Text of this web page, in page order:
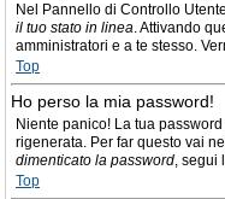
Nel Pannello di Controllo
il tuo stato in linea. Attivando
amministratori e a te stesso.
Top
Ho perso la mia password!
Niente panico! La tua
rigenerata. Per far questo vai
dimenticato la password, segui
Top